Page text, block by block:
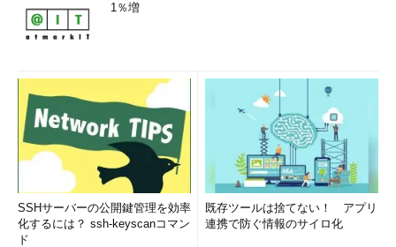
1％増
SSHサーバーの公開鍵管理を効率
化するには？ ssh-keyscanコマン
ド
既存ツールは捨てない！ アプリ
連携で防ぐ情報のサイロ化